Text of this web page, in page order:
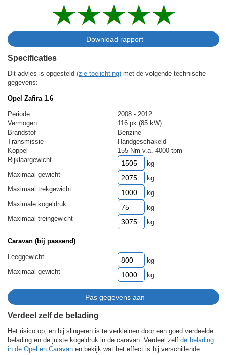
Specificaties
Dit advies is opgesteld (zie toelichting) met de volgende technische
gegevens:
Opel Zafira 1.6
Periode
2008 - 2012
Vermogen
116 pk (85 kW)
Brandstof
Benzine
Transmissie
Handgeschakeld
Koppel
155 Nm v.a. 4000 tpm
Rijklaargewicht
kg
Maximaal gewicht
kg
Maximaal trekgewicht
kg
Maximale kogeldruk
kg
Maximaal treingewicht
kg
Caravan (bij passend)
Leeggewicht
kg
Maximaal gewicht
kg
Verdeel zelf de belading
Het risico op, en bij slingeren is te verkleinen door een goed verdeelde
belading en de juiste kogeldruk in de caravan. Verdeel zelf de belading
in de Opel en Caravan en bekijk wat het effect is bij verschillende